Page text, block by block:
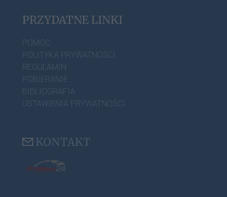
PRZYDATNE LINKI
POMOC
POLITYKA PRYWATNOŚCI
REGULAMIN
POBIERANIE
BIBLIOGRAFIA
USTAWIENIA PRYWATNOŚCI
KONTAKT